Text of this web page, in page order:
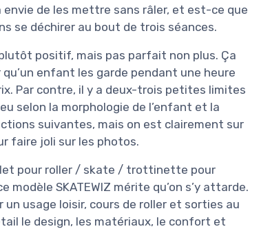
de les mettre sans râler, et est-ce que
se déchirer au bout de trois séances.
positif, mais pas parfait non plus. Ça
enfant les garde pendant une heure
Par contre, il y a deux-trois petites limites
selon la morphologie de l’enfant et la
suivantes, mais on est clairement sur
faire joli sur les photos.
pour roller / skate / trottinette pour
SKATEWIZ mérite qu’on s’y attarde.
usage loisir, cours de roller et sorties au
le design, les matériaux, le confort et